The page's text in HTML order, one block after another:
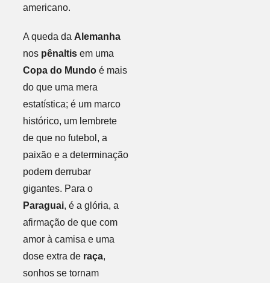
americano.
A queda da Alemanha
nos pênaltisem uma
Copa do Mundoé mais
do que uma mera
estatística; é um marco
histórico, um lembrete
de que no futebol, a
paixão e a determinação
podem derrubar
gigantes. Para o
Paraguai, é a glória, a
afirmação de que com
amor à camisa e uma
dose extra de raça,
sonhos se tornam